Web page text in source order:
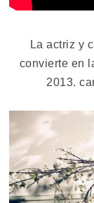
La actriz y
convierte en
2013.